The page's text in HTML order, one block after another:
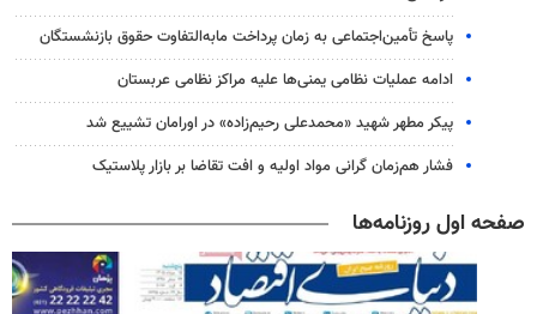
پاسخ تأمین‌اجتماعی به زمان پرداخت مابه‌التفاوت حقوق بازنشستگان
ادامه عملیات نظامی یمنی‌ها علیه مراکز نظامی عربستان
پیکر مطهر شهید «محمدعلی رحیم‌زاده» در اورامان تشییع شد
فشار هم‌زمان گرانی مواد اولیه و افت تقاضا بر بازار پلاستیک
صفحه اول روزنامه‌ها